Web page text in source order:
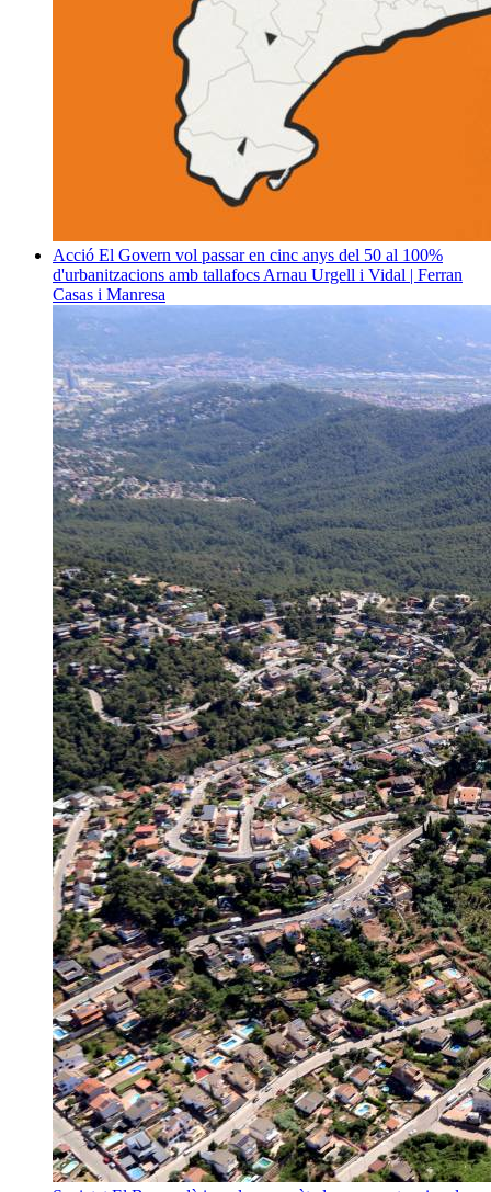
Acció El Govern vol passar en cinc anys del 50 al 100%
d'urbanitzacions amb tallafocs Arnau Urgell i Vidal | Ferran
Casas i Manresa